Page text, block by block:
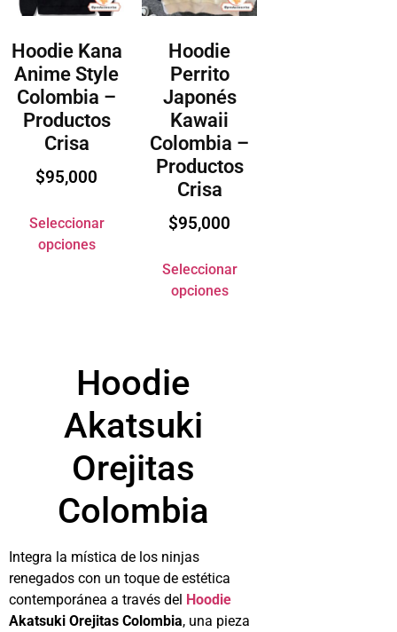
Hoodie Kana
Anime Style
Colombia –
Productos
Crisa
$95,000
Seleccionar
opciones
Hoodie
Perrito
Japonés
Kawaii
Colombia –
Productos
Crisa
$95,000
Seleccionar
opciones
Hoodie
Akatsuki
Orejitas
Colombia
Integra la mística de los ninjas
renegados con un toque de estética
contemporánea a través del Hoodie
Akatsuki Orejitas Colombia, una pieza